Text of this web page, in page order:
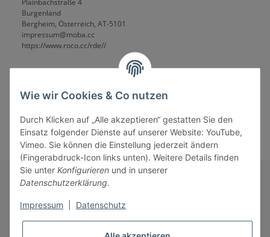
Plainbachstraße 4
Burgenland
Bergheim, Österreich, AT-5101
impressum@moba.cc
https://www.roco.cc/rde//
Informationen
Wie wir Cookies & Co nutzen
Durch Klicken auf „Alle akzeptieren“ gestatten Sie den
Einsatz folgender Dienste auf unserer Website: YouTube,
Vimeo. Sie können die Einstellung jederzeit ändern
(Fingerabdruck-Icon links unten). Weitere Details finden
Sie unter Konfigurieren und in unserer
Datenschutzerklärung.
Impressum Datenschutz